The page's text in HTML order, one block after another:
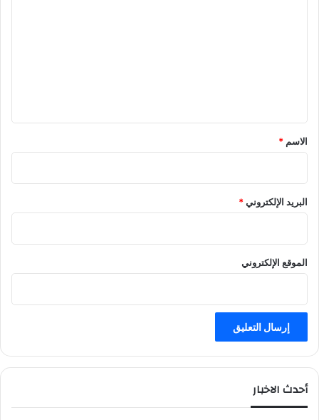
*
الاسم *
البريد الإلكتروني*
الموقع الإلكتروني
أحدث الاخبار